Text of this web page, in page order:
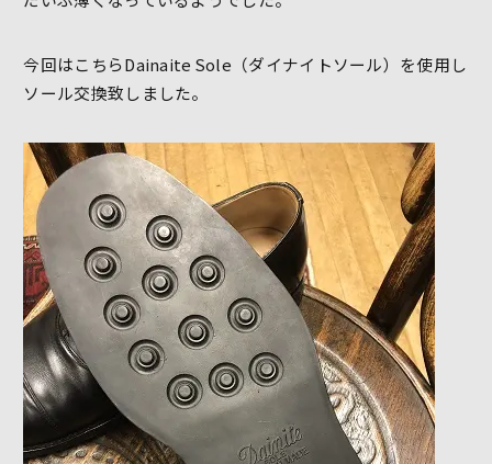
今回はこちらDainaite Sole（ダイナイトソール）を使用し
ソール交換致しました。